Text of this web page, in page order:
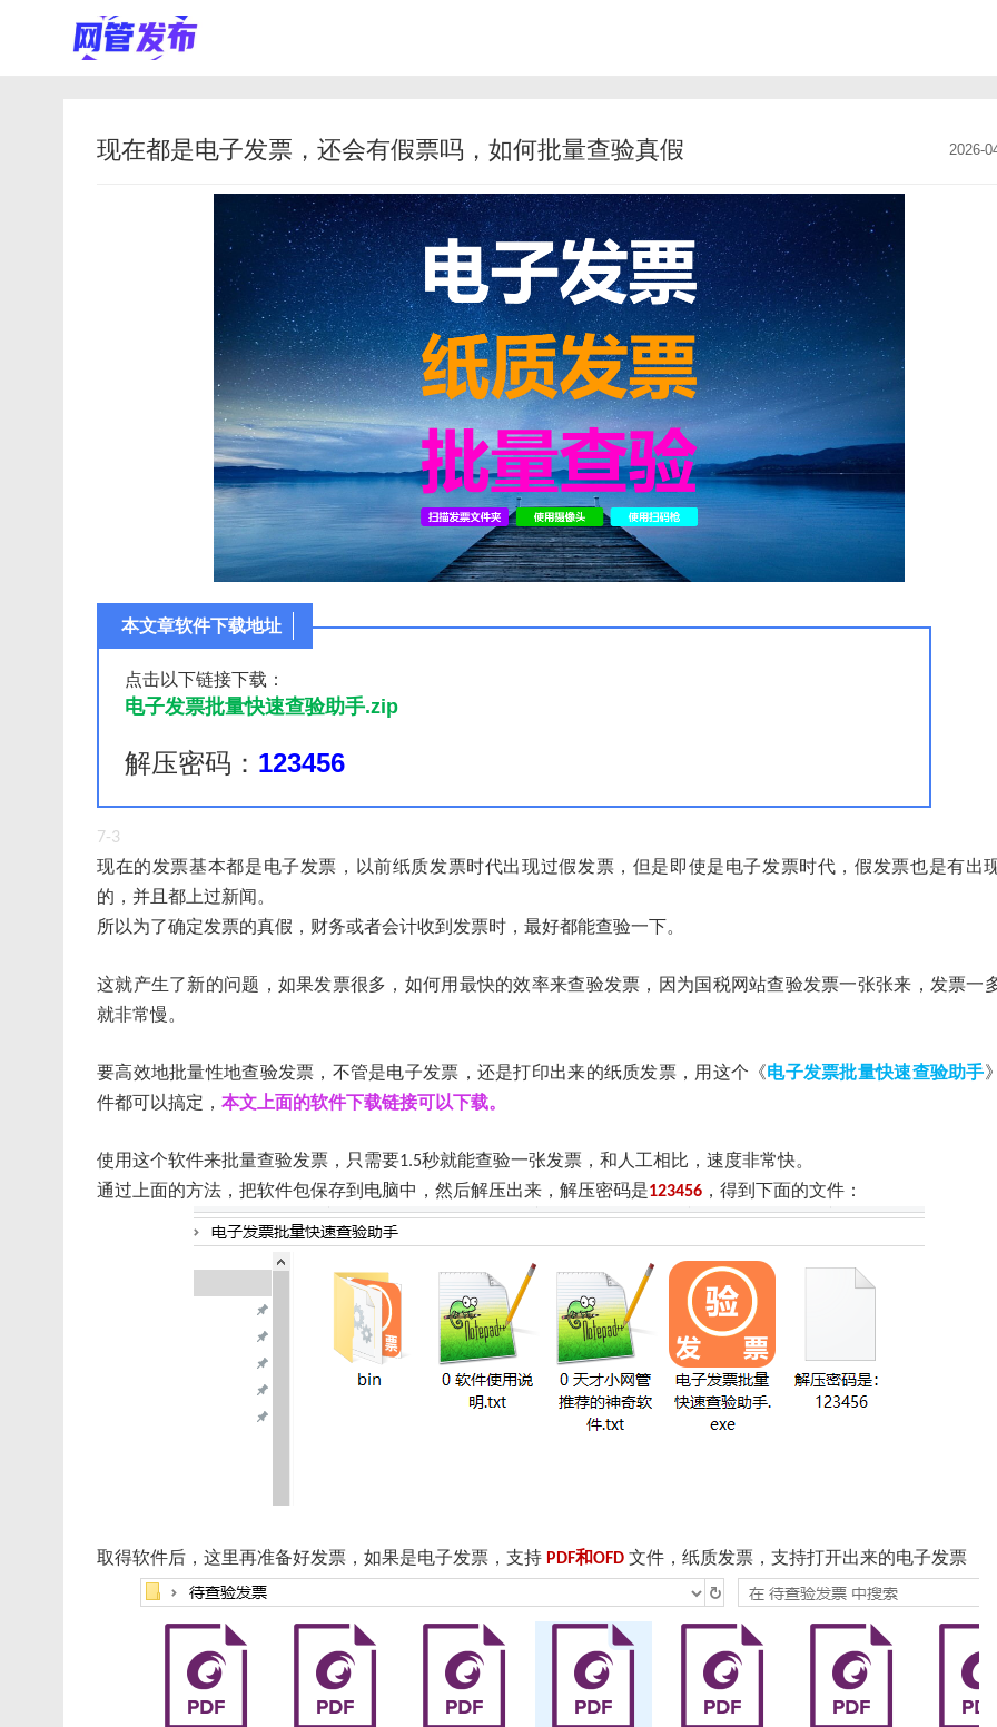
2026-
现在都是电子发票，还会有假票吗，如何批量查验真假
本文章软件下载地址
点击以下链接下载：
电子发票批量快速查验助手.zip
解压密码： 123456
7-3
现在的发票基本都是电子发票，以前纸质发票时代出现过假发票，但是即使是电子发票时代，假发票也是有出
的，并且都上过新闻。
所以为了确定发票的真假，财务或者会计收到发票时，最好都能查验一下。
这就产生了新的问题，如果发票很多，如何用最快的效率来查验发票，因为国税网站查验发票一张张来，发票一
就非常慢。
要高效地批量性地查验发票，不管是电子发票，还是打印出来的纸质发票，用这个《电子发票批量快速查验助手
件都可以搞定， 本文上面的软件下载链接可以下载。
使用这个软件来批量查验发票，只需要1.5秒就能查验一张发票，和人工相比，速度非常快。
通过上面的方法，把软件包保存到电脑中，然后解压出来，解压密码是123456 ，得到下面的文件：
取得软件后，这里再准备好发票，如果是电子发票，支持 PDF和OFD 文件，纸质发票，支持打开出来的电子发票